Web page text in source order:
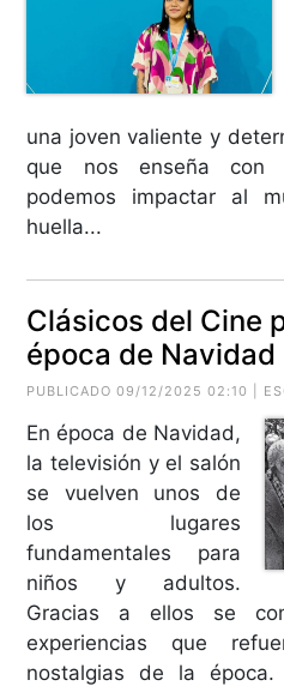
una joven valiente y
que nos enseña con
podemos impactar al
huella...
Clásicos del Cine
época de Navidad
PUBLICADO 09/12/2025 02:10 |
En época de Navidad,
la televisión y el salón
se vuelven unos de
los lugares
fundamentales para
niños y adultos.
Gracias a ellos se
experiencias que
nostalgias de la